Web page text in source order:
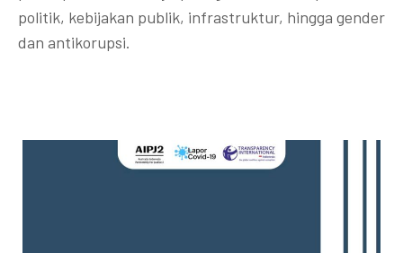
politik, kebijakan publik, infrastruktur, hingga gender
dan antikorupsi.